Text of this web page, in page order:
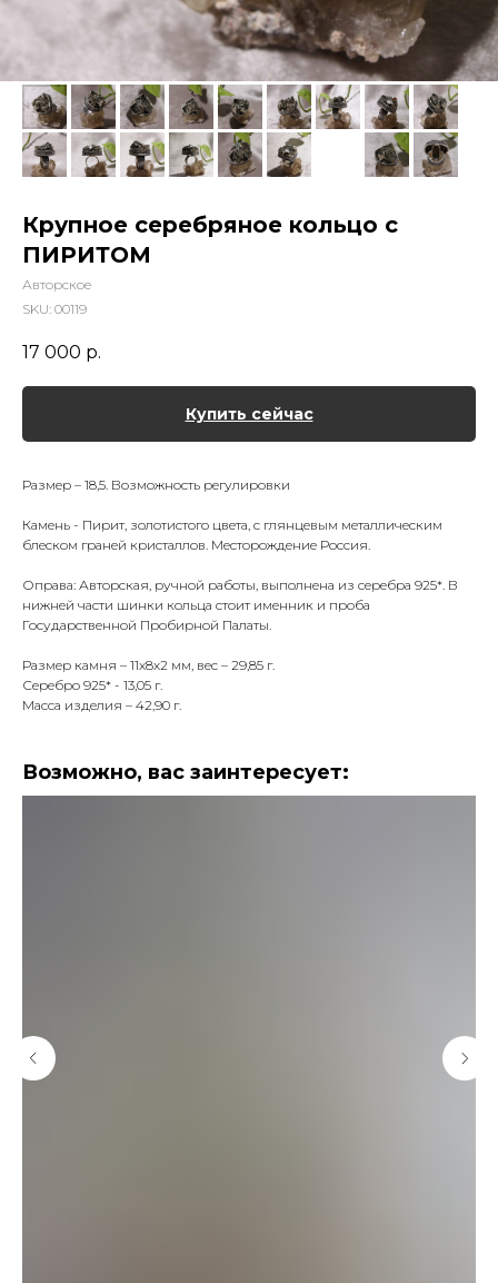
Крупное серебряное кольцо с
ПИРИТОМ
Авторское
SKU: 00119
17 000 р.
Купить сейчас
Размер – 18,5. Возможность регулировки
Камень - Пирит, золотистого цвета, с глянцевым металлическим
блеском граней кристаллов. Месторождение Россия.
Оправа: Авторская, ручной работы, выполнена из серебра 925*. В
нижней части шинки кольца стоит именник и проба
Государственной Пробирной Палаты.
Размер камня – 11х8х2 мм, вес – 29,85 г.
Серебро 925* - 13,05 г.
Масса изделия – 42,90 г.
Возможно, вас заинтересует: